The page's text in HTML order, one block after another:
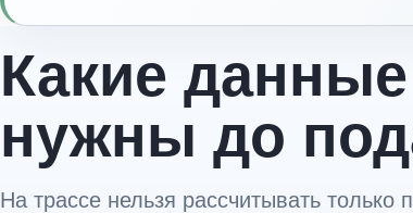
Какие данные
нужны до
На трассе нельзя рассчитывать только